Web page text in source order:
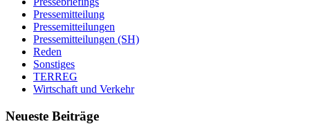
Pressemitteilung
Pressemitteilungen
Pressemitteilungen (SH)
Reden
Sonstiges
TERREG
Wirtschaft und Verkehr
Neueste Beiträge